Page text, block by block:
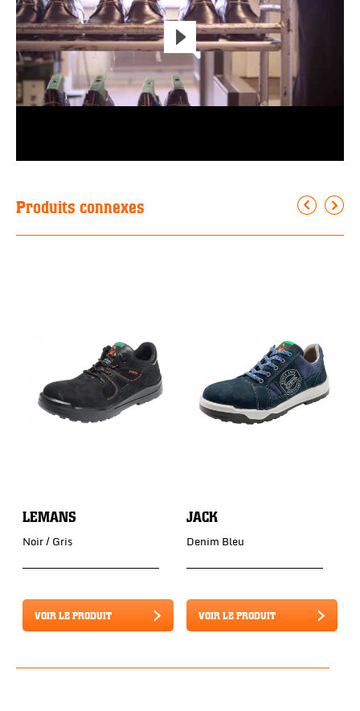
Produits connexes
LEMANS
Noir / Gris
VOIR LE PRODUIT
JACK
Denim Bleu
VOIR LE PRODUIT